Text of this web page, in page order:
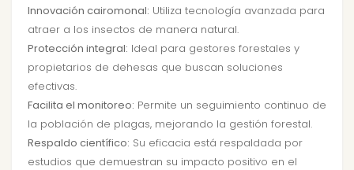
Innovación cairomonal: Utiliza tecnología avanzada para
atraer a los insectos de manera natural.
Protección integral: Ideal para gestores forestales y
propietarios de dehesas que buscan soluciones
efectivas.
Facilita el monitoreo: Permite un seguimiento continuo de
la población de plagas, mejorando la gestión forestal.
Respaldo científico: Su eficacia está respaldada por
estudios que demuestran su impacto positivo en el